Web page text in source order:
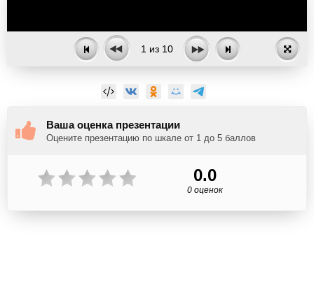
1 из 10
Ваша оценка презентации
Оцените презентацию по шкале от 1 до 5 баллов
0.0
0 оценок